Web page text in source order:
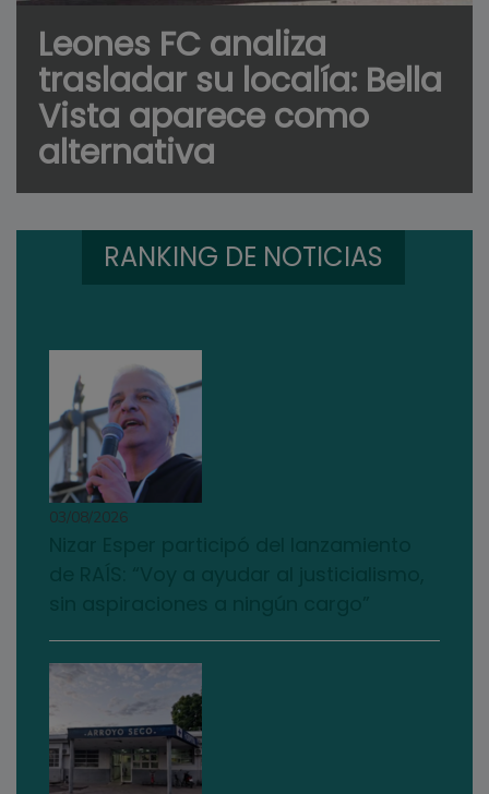
Leones FC analiza
trasladar su localía: Bella
Vista aparece como
alternativa
RANKING DE NOTICIAS
03/08/2026